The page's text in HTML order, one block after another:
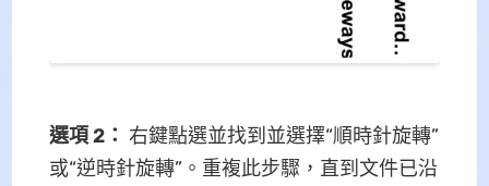
選項 2： 右鍵點選並找到並選擇“順時針旋轉”
或“逆時針旋轉”。重複此步驟，直到文件已沿